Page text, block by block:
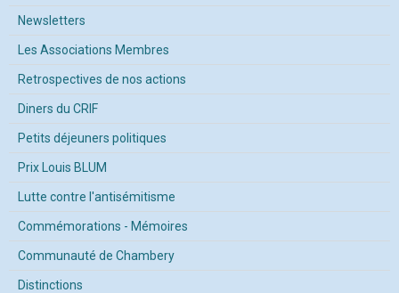
Newsletters
Les Associations Membres
Retrospectives de nos actions
Diners du CRIF
Petits déjeuners politiques
Prix Louis BLUM
Lutte contre l'antisémitisme
Commémorations - Mémoires
Communauté de Chambery
Distinctions